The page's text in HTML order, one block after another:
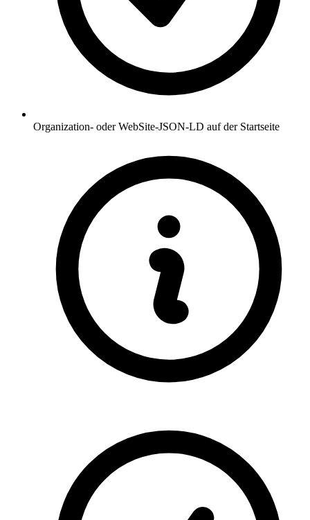
Organization- oder WebSite-JSON-LD auf der Startseite